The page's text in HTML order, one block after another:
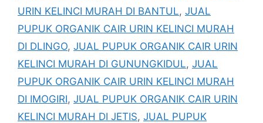
URIN KELINCI MURAH DI BANTUL, JUAL
PUPUK ORGANIK CAIR URIN KELINCI MURAH
DI DLINGO, JUAL PUPUK ORGANIK CAIR URIN
KELINCI MURAH DI GUNUNGKIDUL, JUAL
PUPUK ORGANIK CAIR URIN KELINCI MURAH
DI IMOGIRI, JUAL PUPUK ORGANIK CAIR URIN
KELINCI MURAH DI JETIS, JUAL PUPUK